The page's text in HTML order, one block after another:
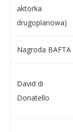
aktorka
drugoplanowa)
Nagroda BAFTA
David di
Donatello